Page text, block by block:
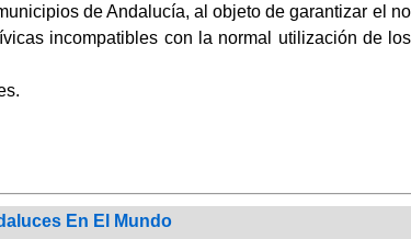
de Andalucía, al objeto de garantizar el
incompatibles con la normal utilización de
En El Mundo